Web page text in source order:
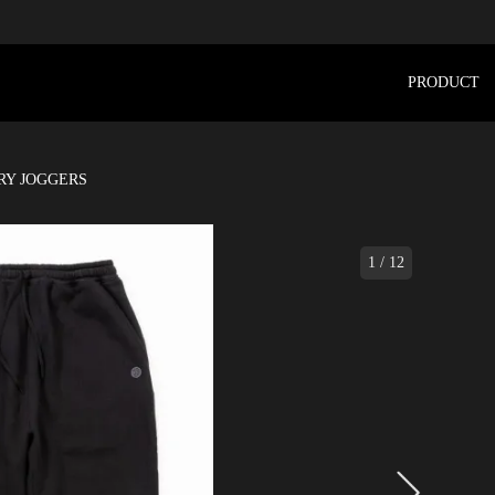
PRODUCT
JOGGERS
1 / 12